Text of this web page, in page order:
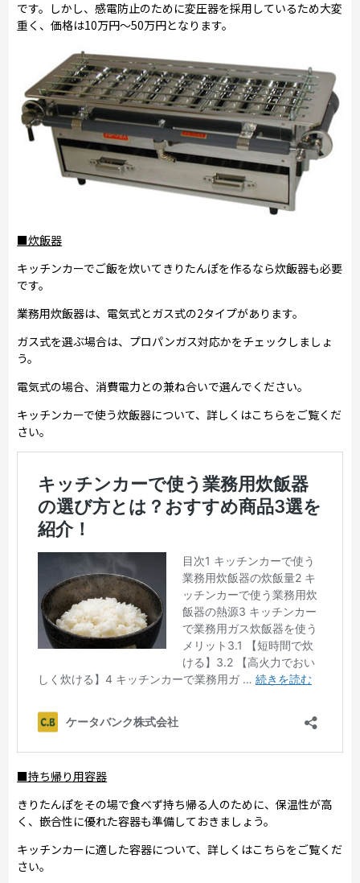
です。しかし、感電防止のために変圧器を採用しているため大変
重く、価格は10万円～50万円となります。
■炊飯器
キッチンカーでご飯を炊いてきりたんぽを作るなら炊飯器も必要
です。
業務用炊飯器は、電気式とガス式の2タイプがあります。
ガス式を選ぶ場合は、プロパンガス対応かをチェックしましょ
う。
電気式の場合、消費電力との兼ね合いで選んでください。
キッチンカーで使う炊飯器について、詳しくはこちらをご覧くだ
さい。
■持ち帰り用容器
きりたんぽをその場で食べず持ち帰る人のために、保温性が高
く、嵌合性に優れた容器も準備しておきましょう。
キッチンカーに適した容器について、詳しくはこちらをご覧くだ
さい。